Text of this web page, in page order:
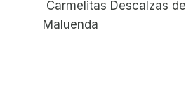
Carmelitas Descalzas de
Maluenda